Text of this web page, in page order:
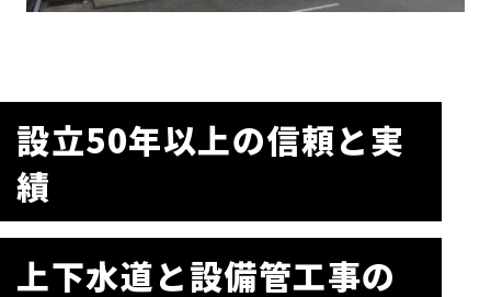
設立50年以上の信頼と実
績
上下水道と設備管工事の